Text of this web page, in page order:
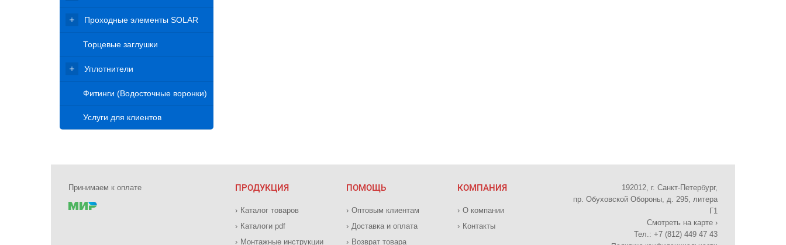
Проходные элементы SOLAR
Торцевые заглушки
Уплотнители
Фитинги (Водосточные воронки)
Услуги для клиентов
Принимаем к оплате ПРОДУКЦИЯ
Каталог товаров
Каталоги pdf
Монтажные инструкции
ПОМОЩЬ
Оптовым клиентам
Доставка и оплата
Возврат товара
КОМПАНИЯ
О компании
Контакты
192012, г. Санкт-Петербург,
пр. Обуховской Обороны, д. 295, литера
Г1
Смотреть на карте ›
Тел.: +7 (812) 449 47 43